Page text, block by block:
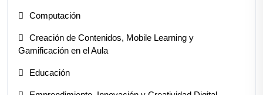
Computación
Creación de Contenidos, Mobile Learning y
Gamificación en el Aula
Educación